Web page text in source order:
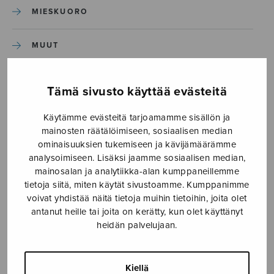
Tämä sivusto käyttää evästeitä
Käytämme evästeitä tarjoamamme sisällön ja
mainosten räätälöimiseen, sosiaalisen median
ominaisuuksien tukemiseen ja kävijämäärämme
analysoimiseen. Lisäksi jaamme sosiaalisen median,
mainosalan ja analytiikka-alan kumppaneillemme
tietoja siitä, miten käytät sivustoamme. Kumppanimme
voivat yhdistää näitä tietoja muihin tietoihin, joita olet
antanut heille tai joita on kerätty, kun olet käyttänyt
heidän palvelujaan.
Kiellä
MIESKUORO
MUUT
SEKAKUORO
SOITINKOULUT JA OPPAAT
SOITINMUSIIKKI
YKSINLAULU
YLEINEN